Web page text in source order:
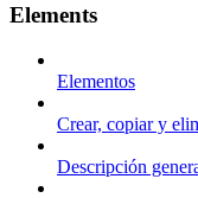
Elements
Elementos
Crear, copiar y
Descripción